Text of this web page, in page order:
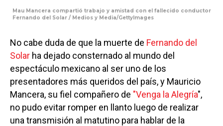
Mau Mancera compartió trabajo y amistad con el fallecido conductor
Fernando del Solar / Medios y Media/GettyImages
No cabe duda de que la muerte de Fernando del
Solar ha dejado consternado al mundo del
espectáculo mexicano al ser uno de los
presentadores más queridos del país, y Mauricio
Mancera, su fiel compañero de "Venga la Alegría",
no pudo evitar romper en llanto luego de realizar
una transmisión al matutino para hablar de la